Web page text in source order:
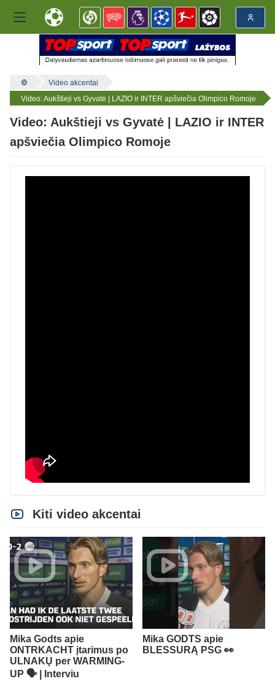
Video akcentai
Video: Aukštieji vs Gyvatė | LAZIO ir INTER apšviečia Olimpico Romoje
Video: Aukštieji vs Gyvatė | LAZIO ir INTER
apšviečia Olimpico Romoje
Kiti video akcentai
Mika Godts apie
ONTRKACHT įtarimus po
ULNAKŲ per WARMING-
UP 🗣️ | Interviu
Mika GODTS apie
BLESSURĄ PSG 👀